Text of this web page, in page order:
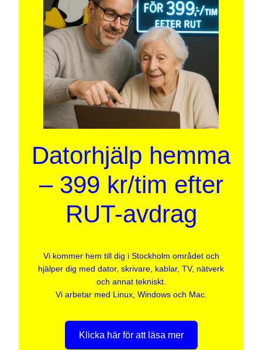
Datorhjälp hemma
– 399 kr/tim efter
RUT-avdrag
Vi kommer hem till dig i Stockholm området och
hjälper dig med dator, skrivare, kablar, TV, nätverk
och annat tekniskt.
Vi arbetar med Linux, Windows och Mac.
Klicka här för att läsa mer